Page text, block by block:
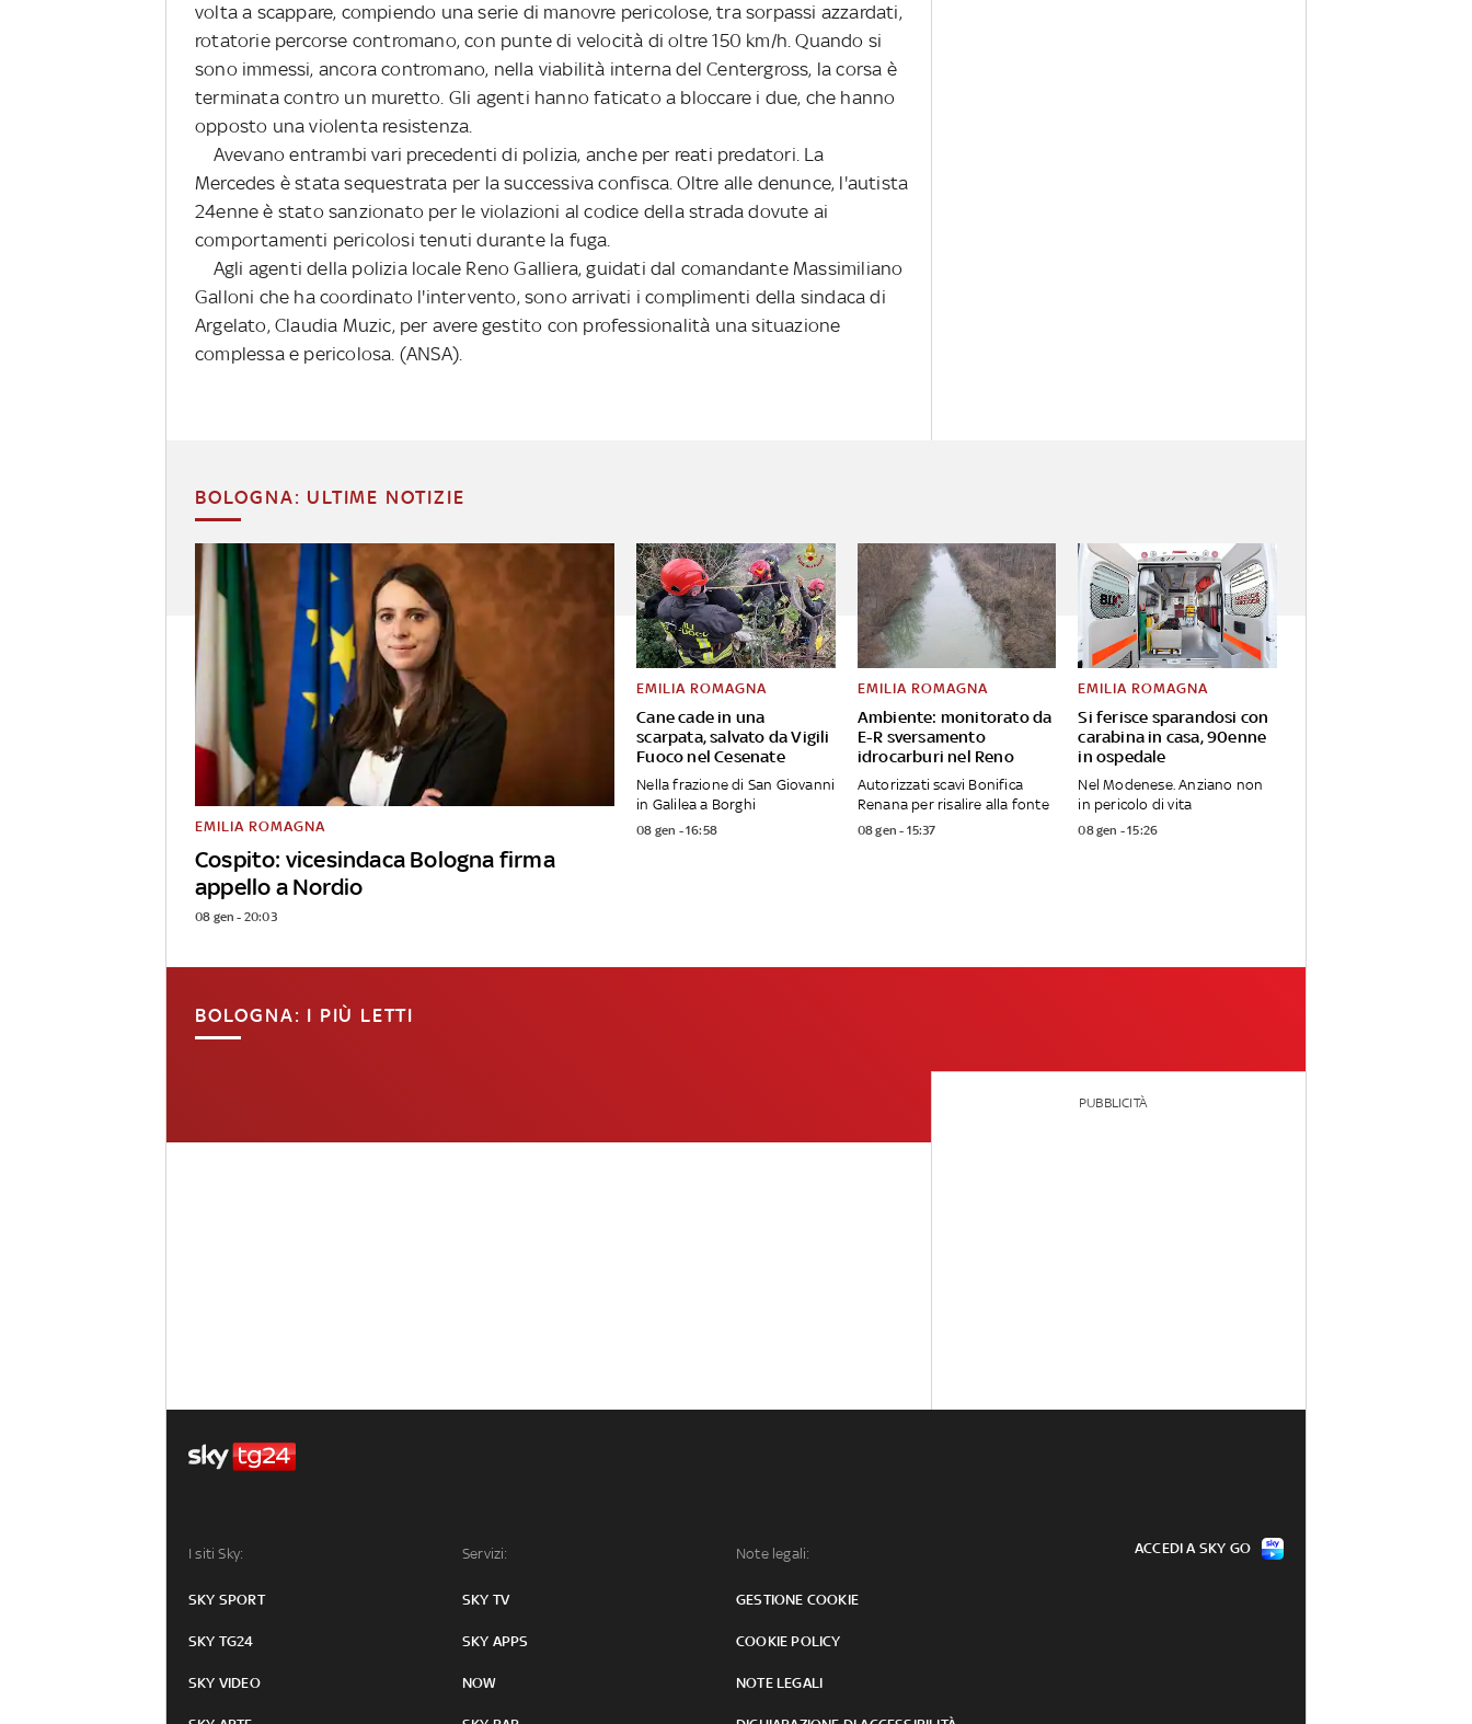
volta a scappare, compiendo una serie di manovre pericolose, tra sorpassi azzardati,
rotatorie percorse contromano, con punte di velocità di oltre 150 km/h. Quando si
sono immessi, ancora contromano, nella viabilità interna del Centergross, la corsa è
terminata contro un muretto. Gli agenti hanno faticato a bloccare i due, che hanno
opposto una violenta resistenza.
Avevano entrambi vari precedenti di polizia, anche per reati predatori. La
Mercedes è stata sequestrata per la successiva confisca. Oltre alle denunce, l'autista
24enne è stato sanzionato per le violazioni al codice della strada dovute ai
comportamenti pericolosi tenuti durante la fuga.
Agli agenti della polizia locale Reno Galliera, guidati dal comandante Massimiliano
Galloni che ha coordinato l'intervento, sono arrivati i complimenti della sindaca di
Argelato, Claudia Muzic, per avere gestito con professionalità una situazione
complessa e pericolosa. (ANSA).
BOLOGNA: ULTIME NOTIZIE
Cospito: vicesindaca Bologna firma
appello a Nordio
EMILIA ROMAGNA
08 gen - 20:03
Cane cade in una
scarpata, salvato da Vigili
Fuoco nel Cesenate
EMILIA ROMAGNA
Nella frazione di San Giovanni
in Galilea a Borghi
08 gen - 16:58
Ambiente: monitorato da
E-R sversamento
idrocarburi nel Reno
EMILIA ROMAGNA
Autorizzati scavi Bonifica
Renana per risalire alla fonte
08 gen - 15:37
Si ferisce sparandosi con
carabina in casa, 90enne
in ospedale
EMILIA ROMAGNA
Nel Modenese. Anziano non
in pericolo di vita
08 gen - 15:26
BOLOGNA: I PIÙ LETTI
PUBBLICITÀ
I siti Sky:
SKY SPORT
SKY TG24
SKY VIDEO
Servizi:
SKY TV
SKY APPS
NOW
Note legali:
GESTIONE COOKIE
COOKIE POLICY
NOTE LEGALI
ACCEDI A SKY GO